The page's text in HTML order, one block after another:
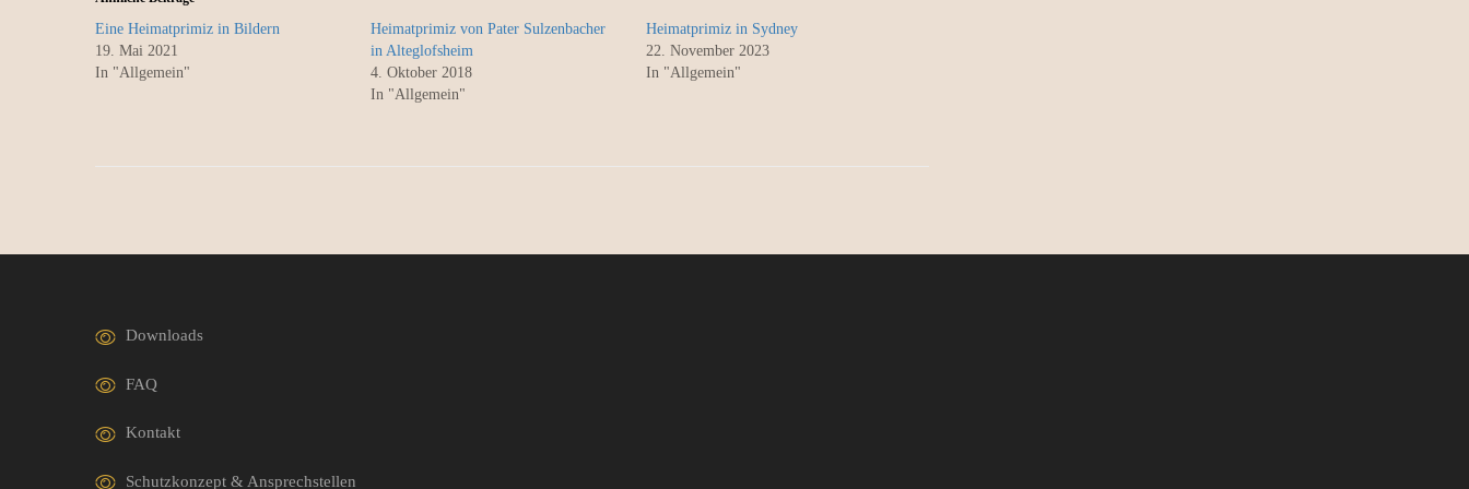
Eine Heimatprimiz in Bildern
19. Mai 2021
In "Allgemein"
Heimatprimiz von Pater Sulzenbacher
in Alteglofsheim
4. Oktober 2018
In "Allgemein"
Heimatprimiz in Sydney
22. November 2023
In "Allgemein"
Downloads
FAQ
Kontakt
Schutzkonzept & Ansprechstellen